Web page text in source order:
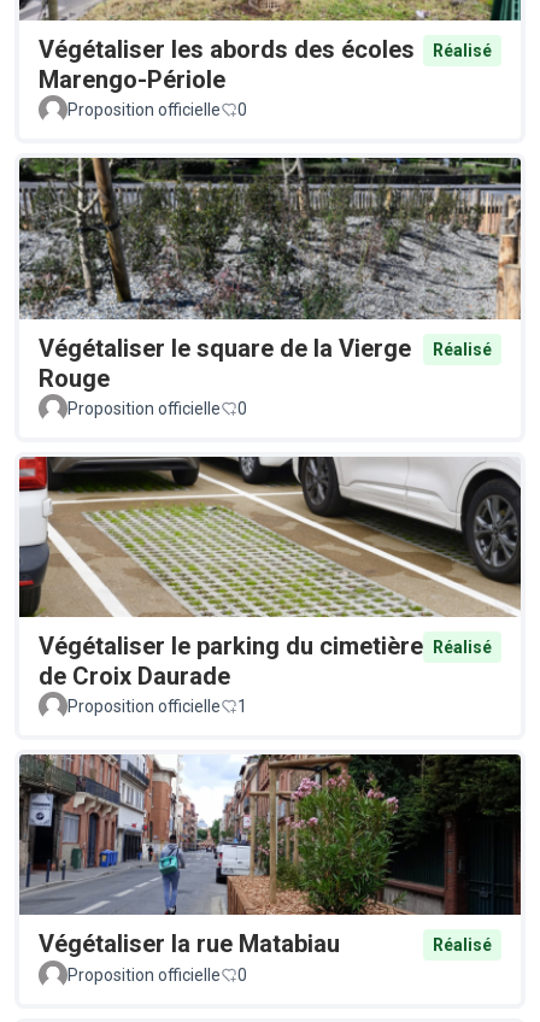
Végétaliser les abords des écoles
Marengo-Périole
Réalisé
Proposition officielle 0
Végétaliser le square de la Vierge
Rouge
Réalisé
Proposition officielle 0
Végétaliser le parking du cimetière
de Croix Daurade
Réalisé
Proposition officielle 1
Végétaliser la rue Matabiau
Réalisé
Proposition officielle
0